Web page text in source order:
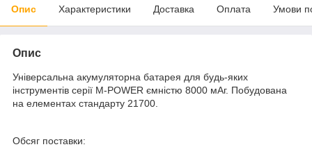
Опис Характеристики Доставка Оплата Умови
Опис
Універсальна акумуляторна батарея для будь-яких
інструментів серії M-POWER ємністю 8000 мАг. Побудована
на елементах стандарту 21700.
Обсяг поставки: